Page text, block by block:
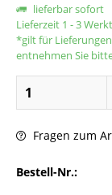
lieferbar sofort
Lieferzeit 1 - 3
*gilt für
entnehmen Sie
Fragen zum
Bestell-Nr.: